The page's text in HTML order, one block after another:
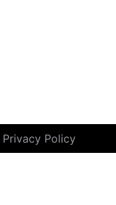
Privacy Policy